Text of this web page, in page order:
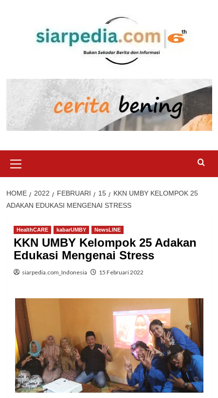
Menu
HOME 2022 FEBRUARI 15
KKN UMBY KELOMPOK 25
ADAKAN EDUKASI MENGENAI STRESS
HealthCARE kabarUMBY NewsLINE
KKN UMBY Kelompok 25 Adakan
Edukasi Mengenai Stress
siarpedia.com_Indonesia 15 Februari 2022